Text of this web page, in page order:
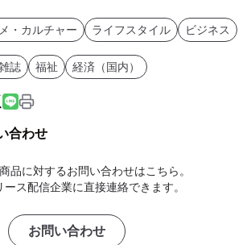
・カルチャー ライフスタイル ビジネス
誌 福祉 経済（国内）
合わせ
品に対するお問い合わせはこちら。
ース配信企業に直接連絡できます。
お問い合わせ